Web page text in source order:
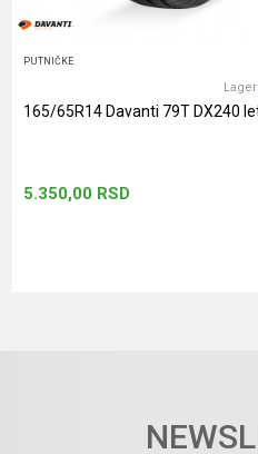
PUTNIČKE
Lager
165/65R14 Davanti 79T DX240
5.350,00 RSD